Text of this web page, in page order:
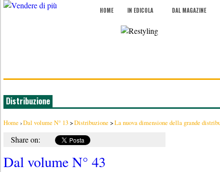
HOME IN EDICOLA DAL MAGAZINE
Distribuzione
Home ›Dal volume N° 13>Distribuzione >La nuova dimensione della grande
Share on:
Dal volume N° 43